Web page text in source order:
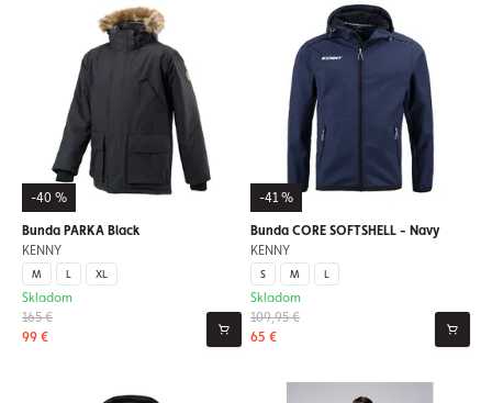
-40 %
Bunda PARKA Black
KENNY
M L XL
165 €
99 €
Skladom
-41 %
Bunda CORE SOFTSHELL - Navy
KENNY
S M L
109,95 €
65 €
Skladom